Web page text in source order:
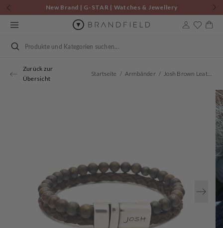
Zum
Inhalt
springen
New Brand | G-STAR | Watches & Jewellery
Suchen
Zurück zur
Übersicht
Startseite Armbänder Josh Brown Leather Gemstone Bracelet 09338SL/BRWN/MED
Sie
Medien